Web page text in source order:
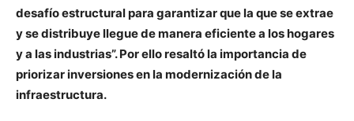
desafío estructural para garantizar que la que se extrae
y se distribuye llegue de manera eficiente a los hogares
y a las industrias”. Por ello resaltó la importancia de
priorizar inversiones en la modernización de la
infraestructura.